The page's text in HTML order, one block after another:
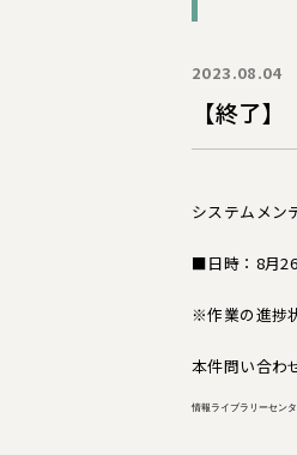
2023.08.04
【終了
システムメン
■日時：8月
※作業の進捗
本件問い合わ
情報ライブラリーセン